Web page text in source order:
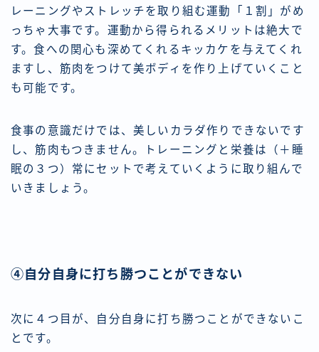
レーニングやストレッチを取り組む運動「１割」がめ
っちゃ大事です。運動から得られるメリットは絶大で
す。食への関心も深めてくれるキッカケを与えてくれ
ますし、筋肉をつけて美ボディを作り上げていくこと
も可能です。
食事の意識だけでは、美しいカラダ作りできないです
し、筋肉もつきません。トレーニングと栄養は（＋睡
眠の３つ）常にセットで考えていくように取り組んで
いきましょう。
④自分自身に打ち勝つことができない
次に４つ目が、自分自身に打ち勝つことができないこ
とです。